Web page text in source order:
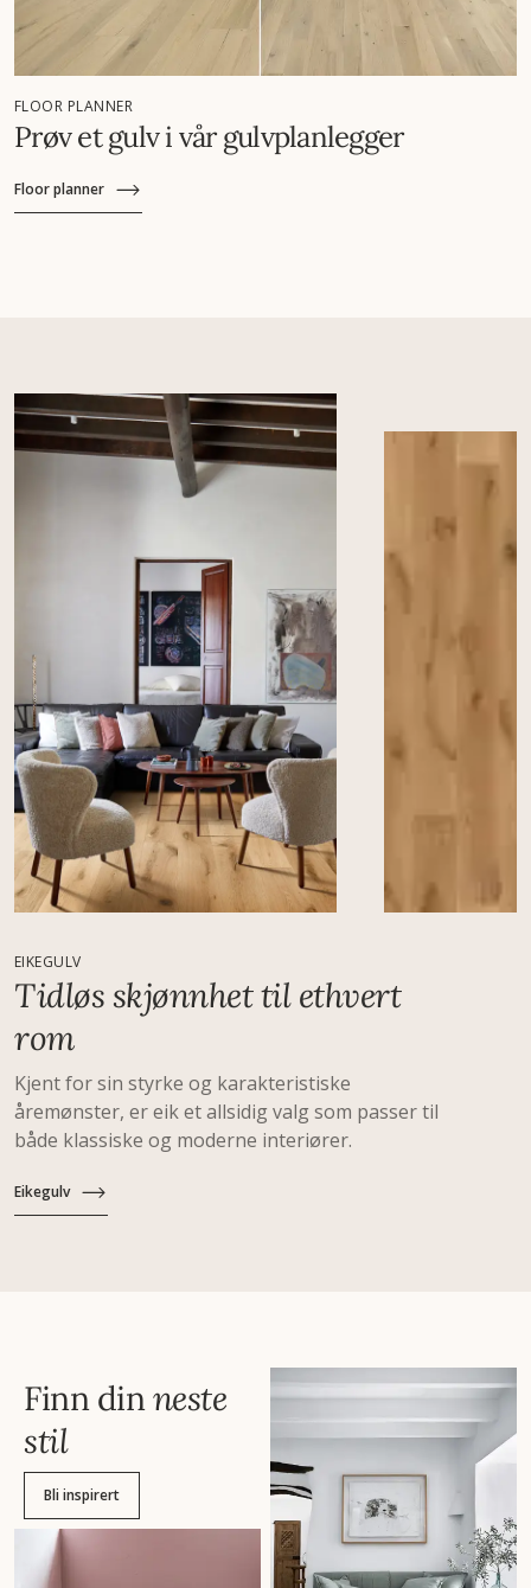
FLOOR PLANNER
Prøv et gulv i vår gulvplanlegger
Floor planner
EIKEGULV
Tidløs skjønnhet til ethvert
rom
Kjent for sin styrke og karakteristiske
åremønster, er eik et allsidig valg som passer til
både klassiske og moderne interiører.
Eikegulv
Finn dinneste
stil
Bli inspirert